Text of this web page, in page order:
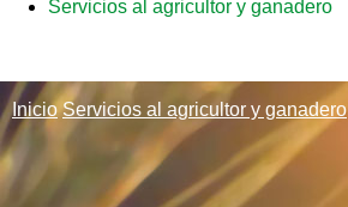
Servicios al agricultor y ganadero
Inicio Servicios al agricultor y ganadero